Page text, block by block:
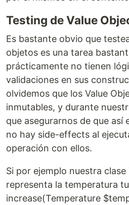
Testing de Value
Es bastante obvio que
objetos es una tarea
prácticamente no tienen
validaciones en sus
olvidemos que los Value
inmutables, y durante
que asegurarnos de que así
no hay side-effects al
operación con ellos.
Si por ejemplo nuestra
representa la temperatura
increase(Temperature